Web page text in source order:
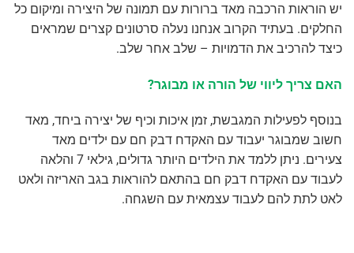
יש הוראות הרכבה מאד ברורות עם תמונה של היצירה ומיקום כל
החלקים. בעתיד הקרוב אנחנו נעלה סרטונים קצרים שמראים
כיצד להרכיב את הדמויות – שלב אחר שלב.
האם צריך ליווי של הורה או מבוגר?
בנוסף לפעילות המגבשת, זמן איכות וכיף של יצירה ביחד, מאד
חשוב שמבוגר יעבוד עם האקדח דבק חם עם ילדים מאד
צעירים. ניתן ללמד את הילדים היותר גדולים, גילאי 7 והלאה
לעבוד עם האקדח דבק חם בהתאם להוראות בגב האריזה ולאט
לאט לתת להם לעבוד עצמאית עם השגחה.